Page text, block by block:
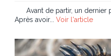
Avant de partir, un
Après avoir... Voir l'article